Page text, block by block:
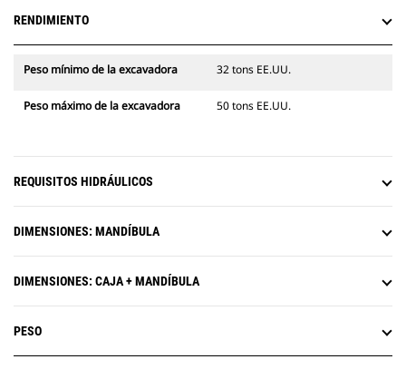
RENDIMIENTO
Peso mínimo de la excavadora 32 tons EE.UU.
Peso máximo de la excavadora 50 tons EE.UU.
REQUISITOS HIDRÁULICOS
DIMENSIONES: MANDÍBULA
DIMENSIONES: CAJA + MANDÍBULA
PESO